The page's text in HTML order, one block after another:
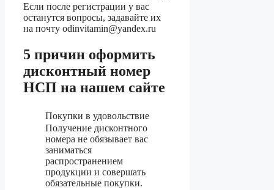
Если после регистрации у вас
останутся вопросы, задавайте их
на почту odinvitamin@yandex.ru
5 причин оформить
дисконтный номер
НСП на нашем сайте
Покупки в удовольствие
Получение дисконтного
номера не обязывает вас
заниматься
распространением
продукции и совершать
обязательные покупки.